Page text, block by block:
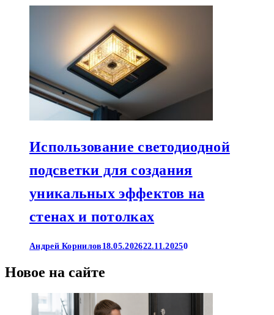
Использование светодиодной
подсветки для создания
уникальных эффектов на
стенах и потолках
Андрей Корнилов 18.05.202622.11.20250
Новое на сайте